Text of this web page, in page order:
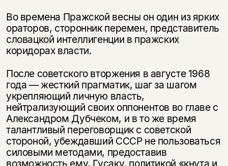
Во времена Пражской весны он один из ярких
ораторов, сторонник перемен, представитель
словацкой интеллигенции в пражских
коридорах власти.
После советского вторжения в августе 1968
года — жесткий прагматик, шаг за шагом
укрепляющий личную власть,
нейтрализующий своих оппонентов во главе с
Александром Дубчеком, и в то же время
талантливый переговорщик с советской
стороной, убеждавший СССР не пользоваться
силовыми методами, предоставив